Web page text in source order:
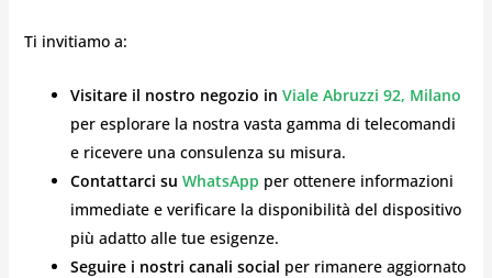
Ti invitiamo a:
Visitare il nostro negozio in Viale Abruzzi 92, Milano
per esplorare la nostra vasta gamma di telecomandi
e ricevere una consulenza su misura.
Contattarci su WhatsApp per ottenere informazioni
immediate e verificare la disponibilità del dispositivo
più adatto alle tue esigenze.
Seguire i nostri canali social per rimanere aggiornato